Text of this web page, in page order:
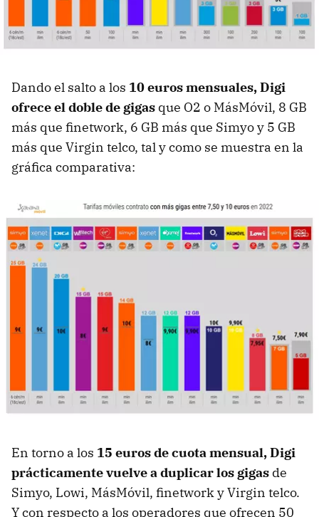
Dando el salto a los 10 euros mensuales, Digi
ofrece el doble de gigas que O2 o MásMóvil, 8 GB
más que finetwork, 6 GB más que Simyo y 5 GB
más que Virgin telco, tal y como se muestra en la
gráfica comparativa:
En torno a los 15 euros de cuota mensual, Digi
prácticamente vuelve a duplicar los gigas de
Simyo, Lowi, MásMóvil, finetwork y Virgin telco.
Y con respecto a los operadores que ofrecen 50